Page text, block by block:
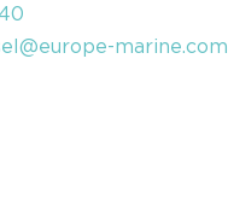
marine.com